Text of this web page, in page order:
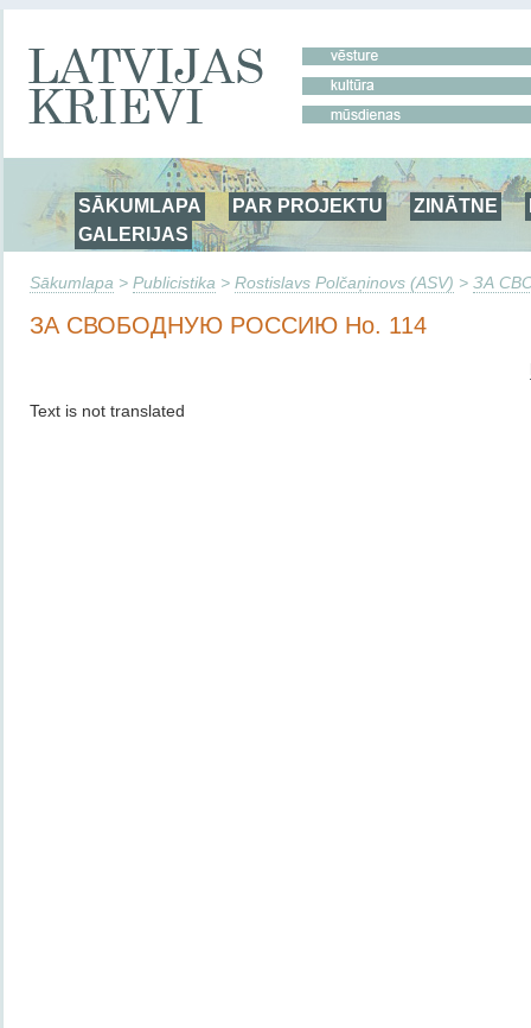
SĀKUMLAPA PAR PROJEKTU ZINĀTNE
GALERIJAS
Sākumlapa > Publicistika > Rostislavs Polčaņinovs (ASV) > ЗА
ЗА СВОБОДНУЮ РОССИЮ Но. 114
Text is not translated